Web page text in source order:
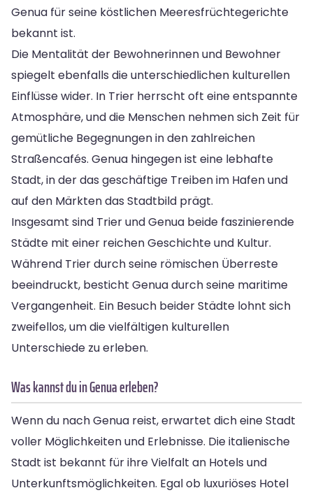
Genua für seine köstlichen Meeresfrüchtegerichte
bekannt ist.
Die Mentalität der Bewohnerinnen und Bewohner
spiegelt ebenfalls die unterschiedlichen kulturellen
Einflüsse wider. In Trier herrscht oft eine entspannte
Atmosphäre, und die Menschen nehmen sich Zeit für
gemütliche Begegnungen in den zahlreichen
Straßencafés. Genua hingegen ist eine lebhafte
Stadt, in der das geschäftige Treiben im Hafen und
auf den Märkten das Stadtbild prägt.
Insgesamt sind Trier und Genua beide faszinierende
Städte mit einer reichen Geschichte und Kultur.
Während Trier durch seine römischen Überreste
beeindruckt, besticht Genua durch seine maritime
Vergangenheit. Ein Besuch beider Städte lohnt sich
zweifellos, um die vielfältigen kulturellen
Unterschiede zu erleben.
Was kannst du in Genua erleben?
Wenn du nach Genua reist, erwartet dich eine Stadt
voller Möglichkeiten und Erlebnisse. Die italienische
Stadt ist bekannt für ihre Vielfalt an Hotels und
Unterkunftsmöglichkeiten. Egal ob luxuriöses Hotel